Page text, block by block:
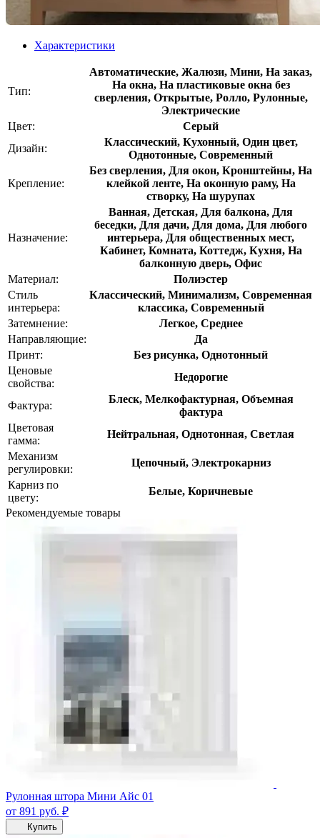
Характеристики
Тип:
Автоматические, Жалюзи, Мини, На заказ,
На окна, На пластиковые окна без
сверления, Открытые, Ролло, Рулонные,
Электрические
Цвет:
Серый
Дизайн:
Классический, Кухонный, Один цвет,
Однотонные, Современный
Крепление:
Без сверления, Для окон, Кронштейны, На
клейкой ленте, На оконную раму, На
створку, На шурупах
Назначение:
Ванная, Детская, Для балкона, Для
беседки, Для дачи, Для дома, Для любого
интерьера, Для общественных мест,
Кабинет, Комната, Коттедж, Кухня, На
балконную дверь, Офис
Материал:
Полиэстер
Стиль
интерьера:
Классический, Минимализм, Современная
классика, Современный
Затемнение:
Легкое, Среднее
Направляющие:
Да
Принт:
Без рисунка, Однотонный
Ценовые
свойства:
Недорогие
Фактура:
Блеск, Мелкофактурная, Объемная
фактура
Цветовая
гамма:
Нейтральная, Однотонная, Светлая
Механизм
регулировки:
Цепочный, Электрокарниз
Карниз по
цвету:
Белые, Коричневые
Рекомендуемые товары
Рулонная штора Мини Айс 01
от 891 руб. ₽
Купить